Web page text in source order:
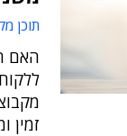
תוכן
האם
זמין